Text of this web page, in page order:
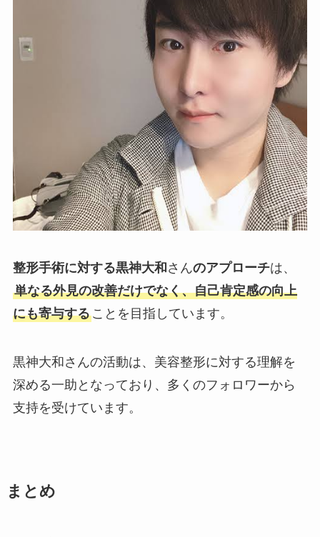
整形手術に対する黒神大和 さんのアプローチは、
単なる外見の改善だけでなく、自己肯定感の向上
にも寄与することを目指しています。
黒神大和さんの活動は、美容整形に対する理解を
深める一助となっており、多くのフォロワーから
支持を受けています。
まとめ